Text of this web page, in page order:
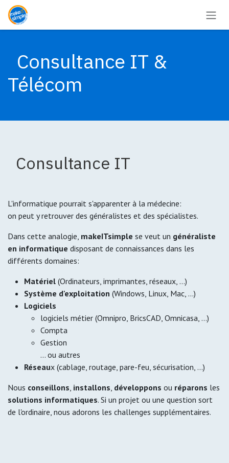
Se rendre au contenu
Consultance IT &
Télécom
Consultance IT
L'informatique pourrait s'apparenter à la médecine:
on peut y retrouver des généralistes et des spécialistes.
Dans cette analogie, makeITsimple se veut un généraliste
en informatique disposant de connaissances dans les
différents domaines:
Matériel (Ordinateurs, imprimantes, réseaux, ...)
Système d'exploitation (Windows, Linux, Mac, ...)
Logiciels
logiciels métier (Omnipro, BricsCAD, Omnicasa, ...)
Compta
Gestion
... ou autres
Réseaux (cablage, routage, pare-feu, sécurisation, ...)
Nous conseillons installons développons ou réparons les
solutions informatiques. Si un projet ou une question sort
de l'ordinaire, nous adorons les challenges supplémentaires.